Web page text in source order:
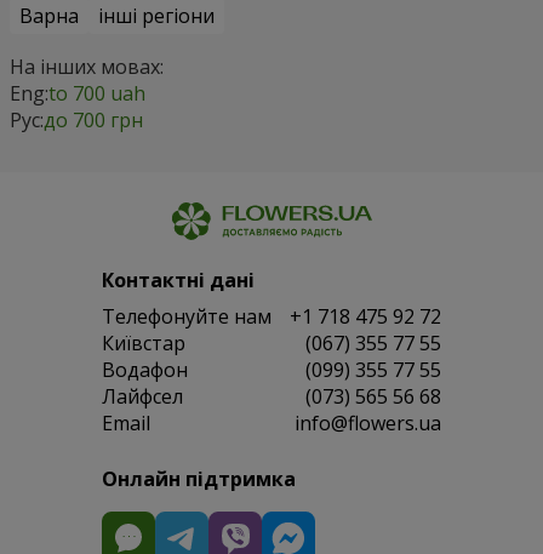
Варна
інші регіони
На інших мовах:
Eng:to 700 uah
Рус:до 700 грн
Контактні дані
Телефонуйте нам
+1 718 475 92 72
Київстар
(067) 355 77 55
Водафон
(099) 355 77 55
Лайфсел
(073) 565 56 68
Email
info@flowers.ua
Онлайн підтримка